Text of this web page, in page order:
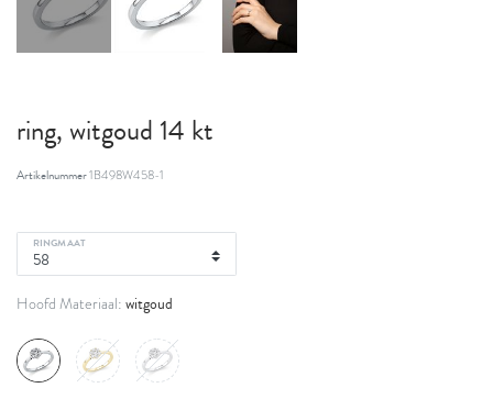
ring, witgoud 14 kt
Artikelnummer1B498W458-1
RINGMAAT
Hoofd Materiaal: witgoud